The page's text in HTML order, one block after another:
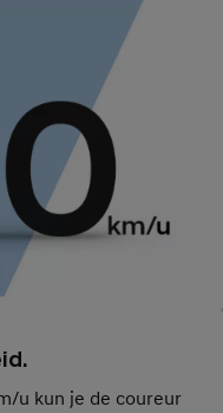
u kun je de coureur